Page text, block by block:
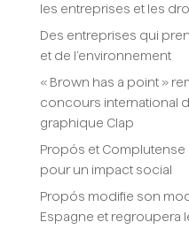
les entreprises et les
Des entreprises qui
et de l’environnement
« Brown has a point »
concours international
graphique Clap
Propós et Complutense
pour un impact social
Propós modifie son
Espagne et regroupera